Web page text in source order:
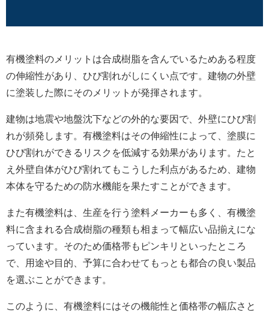
有機塗料のメリットは合成樹脂を含んでいるためある程度
の伸縮性があり、ひび割れがしにくい点です。建物の外壁
に塗装した際にそのメリットが発揮されます。
建物は地震や地盤沈下などの外的な要因で、外壁にひび割
れが頻発します。有機塗料はその伸縮性によって、塗膜に
ひび割れができるリスクを低減する効果があります。たと
え外壁自体がひび割れてもこうした利点があるため、建物
本体を守るための防水機能を果たすことができます。
また有機塗料は、生産を行う塗料メーカーも多く、有機塗
料に含まれる合成樹脂の種類も相まって幅広い品揃えにな
っています。そのため価格帯もピンキリといったところ
で、用途や目的、予算に合わせてもっとも都合の良い製品
を選ぶことができます。
このように、有機塗料にはその機能性と価格帯の幅広さと